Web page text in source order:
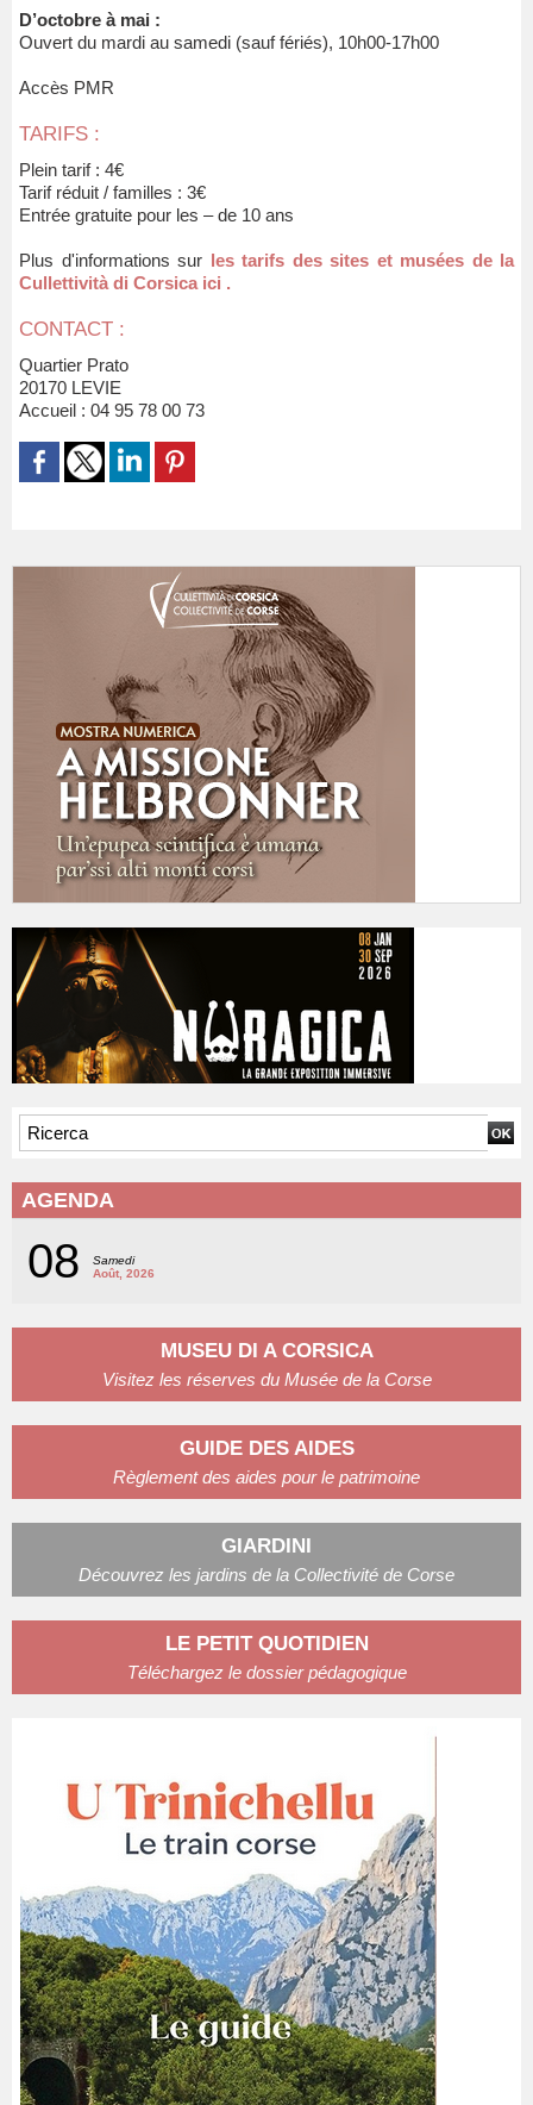
D’octobre à mai :
Ouvert du mardi au samedi (sauf fériés), 10h00-17h00
Accès PMR
TARIFS :
Plein tarif : 4€
Tarif réduit / familles : 3€
Entrée gratuite pour les – de 10 ans
Plus d'informations sur les tarifs des sites et musées de la
Cullettività di Corsica ici .
CONTACT :
Quartier Prato
20170 LEVIE
Accueil : 04 95 78 00 73
AGENDA
08
Samedi
Août, 2026
MUSEU DI A CORSICA
Visitez les réserves du Musée de la Corse
GUIDE DES AIDES
Règlement des aides pour le patrimoine
GIARDINI
Découvrez les jardins de la Collectivité de Corse
LE PETIT QUOTIDIEN
Téléchargez le dossier pédagogique